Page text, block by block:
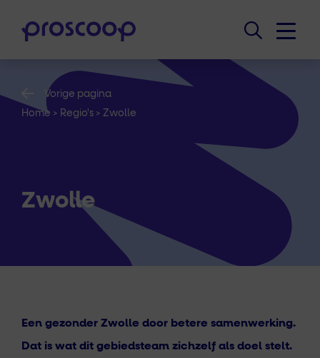
Vorige pagina
Home > Regio's > Zwolle
Zwolle
Een gezonder Zwolle door betere samenwerking.
Dat is wat dit gebiedsteam zichzelf als doel stelt.